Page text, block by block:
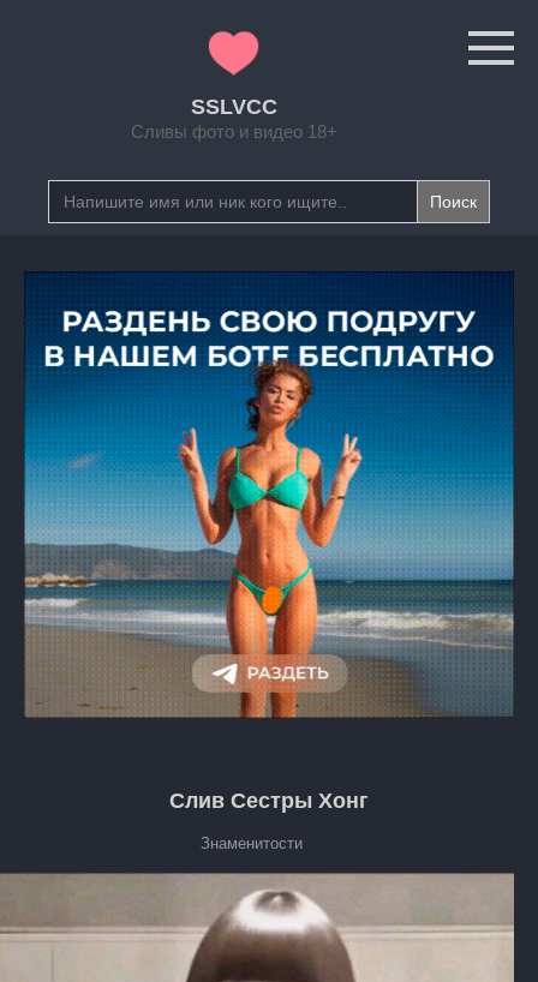
SSLVCC
Сливы фото и видео 18+
Search
for:
Слив Сестры Хонг
Знаменитости